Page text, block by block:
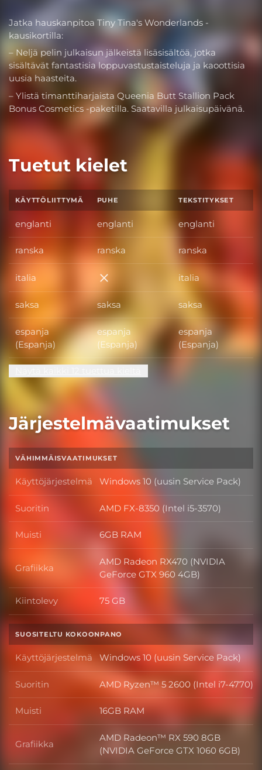
Jatka hauskanpitoa Tiny Tina's Wonderlands -
kausikortilla:
– Neljä pelin julkaisun jälkeistä lisäsisältöä, jotka
sisältävät fantastisia loppuvastustaisteluja ja kaoottisia
uusia haasteita.
– Ylistä timanttiharjaista Queenia Butt Stallion Pack
Bonus Cosmetics -paketilla. Saatavilla julkaisupäivänä.
Tuetut kielet
KÄYTTÖLIITTYMÄ PUHE TEKSTITYKSET
englanti englanti englanti
ranska ranska ranska
italia italia italia
saksa saksa saksa
espanja
(Espanja)
espanja
(Espanja)
espanja
(Espanja)
Järjestelmävaatimukset
VÄHIMMÄISVAATIMUKSET
Käyttöjärjestelmä Käyttöjärjestelmä
Windows 10 (uusin Service Pack)
Suoritin Suoritin
AMD FX-8350 (Intel i5-3570)
Muisti Muisti
6GB RAM
Grafiikka Grafiikka
AMD Radeon RX470 (NVIDIA
GeForce GTX 960 4GB)
Kiintolevy Kiintolevy
75 GB
SUOSITELTU KOKOONPANO
Käyttöjärjestelmä Käyttöjärjestelmä
Windows 10 (uusin Service Pack)
Suoritin Suoritin
AMD Ryzen™ 5 2600 (Intel i7-4770)
Muisti Muisti
16GB RAM
Grafiikka Grafiikka
AMD Radeon™ RX 590 8GB
(NVIDIA GeForce GTX 1060 6GB)